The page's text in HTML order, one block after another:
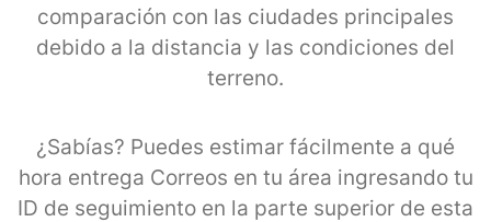
comparación con las ciudades principales
debido a la distancia y las condiciones del
terreno.
¿Sabías? Puedes estimar fácilmente a qué
hora entrega Correos en tu área ingresando tu
ID de seguimiento en la parte superior de esta